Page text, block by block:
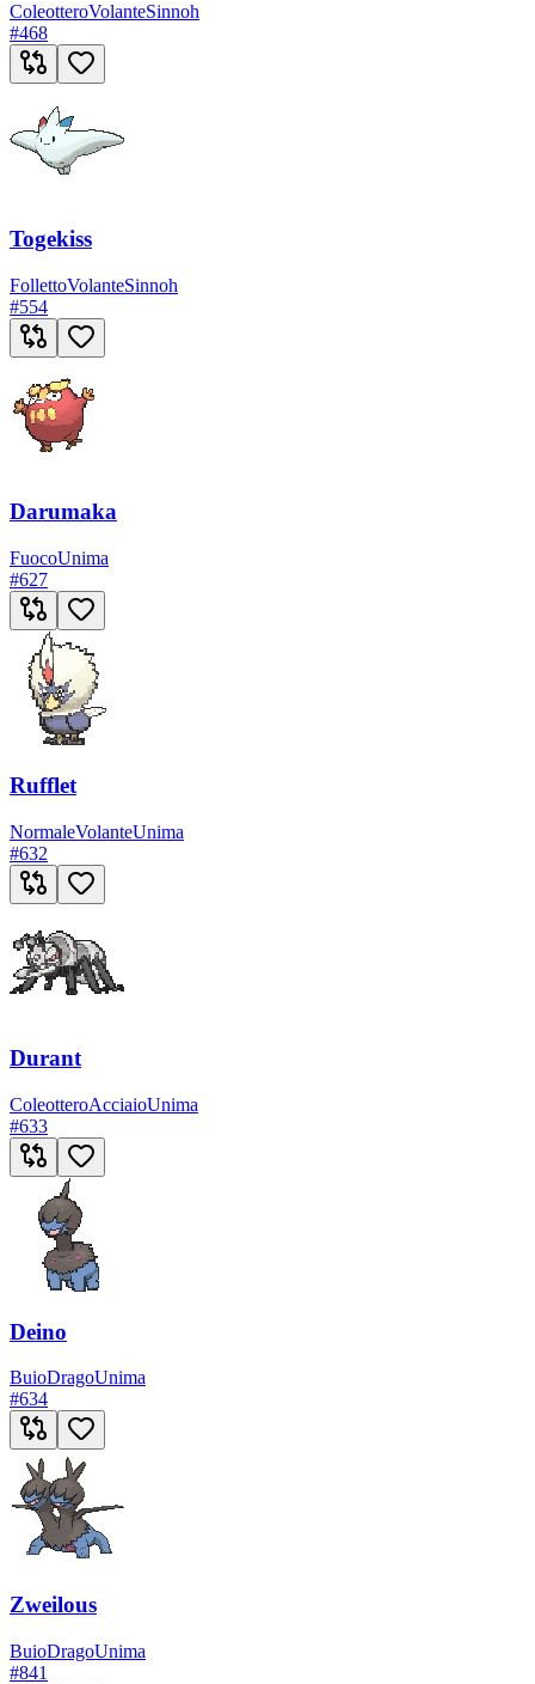
ColeotteroVolanteSinnoh
#468
Togekiss
FollettoVolanteSinnoh
#554
Darumaka
FuocoUnima
#627
Rufflet
NormaleVolanteUnima
#632
Durant
ColeotteroAcciaioUnima
#633
Deino
BuioDragoUnima
#634
Zweilous
BuioDragoUnima
#841